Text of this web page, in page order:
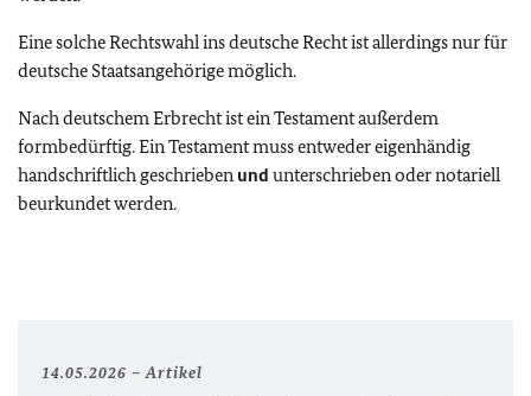
Eine solche Rechtswahl ins deutsche Recht ist allerdings nur für
deutsche Staatsangehörige möglich.
Nach deutschem Erbrecht ist ein Testament außerdem
formbedürftig. Ein Testament muss entweder eigenhändig
handschriftlich geschrieben und unterschrieben oder notariell
beurkundet werden.
14.05.2026 Artikel